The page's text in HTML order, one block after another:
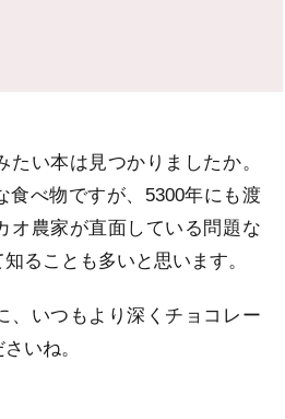
い本は見つかりましたか。
食べ物ですが、5300年にも渡
オ農家が直面している問題な
ることも多いと思います。
、いつもより深くチョコレー
いね。